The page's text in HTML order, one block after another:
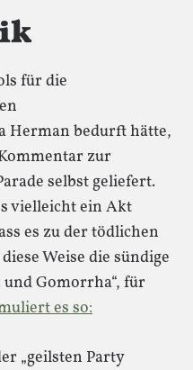
für die
Herman bedurft hätte,
zur
selbst geliefert.
vielleicht ein Akt
es zu der tödlichen
Weise die sündige
und Gomorrha“, für
es so:
„geilsten Party